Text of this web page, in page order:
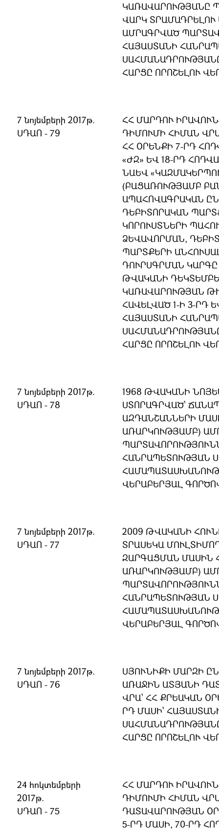
ԿԱՌԱՎԱՐՈՒԹՅԱՆԸ
ՎԱՐԿ
ԱՄՐԱԳՐՎԱԾ
ՀԱՅԱՍՏԱՆԻ
ՀԱՐՑԸ ՈՐՈՇԵԼՈՒ
7 նոյեմբերի 2017թ.
ՍԴԱՈ - 79
ՀՀ ՄԱՐԴՈՒ
ԴԻՄՈՒՄԻ ՀԻՄԱՆ
ՀՀ ՕՐԵՆՔԻ 7-ՐԴ
«ԺԶ» ԵՎ 18-ՐԴ
ՆԱԵՎ
(ԲԱՑԱՌՈՒԹՅԱՄԲ
ԱՊԱՀՈՎԱԳՐԱԿԱՆ
ԴԵԲԻՏՈՐԱԿԱՆ
ԿՈՐՈՒՍՏՆԵՐԻ
ՁԵՎԱՎՈՐՄԱՆ,
ՊԱՐՏՔԵՐԻ
ԴՈՒՐՍԳՐՄԱՆ ԿԱՐԳԸ
ԹՎԱԿԱՆԻ
ԿԱՌԱՎԱՐՈՒԹՅԱՆ
ՀԱՎԵԼՎԱԾ 1-Ի 3-ՐԴ
ՀԱՅԱՍՏԱՆԻ
ՀԱՐՑԸ ՈՐՈՇԵԼՈՒ
7 նոյեմբերի 2017թ.
ՍԴԱՈ - 78
1968 ԹՎԱԿԱՆԻ
ՍՏՈՐԱԳՐՎԱԾ`
ԱԶԴԱՆՇԱՆՆԵՐԻ
ԱՌԱՐԿՈՒԹՅԱՄԲ)
ՀԱՆՐԱՊԵՏՈՒԹՅԱՆ
ՎԵՐԱԲԵՐՅԱԼ
7 նոյեմբերի 2017թ.
ՍԴԱՈ - 77
2009 ԹՎԱԿԱՆԻ
ՏՐԱՍԵԿԱ
ԶԱՐԳԱՑՄԱՆ ՄԱՍԻՆ
ԱՌԱՐԿՈՒԹՅԱՄԲ)
ՀԱՆՐԱՊԵՏՈՒԹՅԱՆ
ՎԵՐԱԲԵՐՅԱԼ
7 նոյեմբերի 2017թ.
ՍԴԱՈ - 76
ՍՅՈՒՆԻՔԻ ՄԱՐԶԻ
ԱՌԱՋԻՆ ԱՏՅԱՆԻ
ՎՐԱ` ՀՀ ՔՐԵԱԿԱՆ
ՐԴ ՄԱՍԻ՝
ՀԱՐՑԸ ՈՐՈՇԵԼՈՒ
24 հոկտեմբերի
2017թ.
ՍԴԱՈ - 75
ՀՀ ՄԱՐԴՈՒ
ԴԻՄՈՒՄԻ ՀԻՄԱՆ
ԴԱՏԱՎԱՐՈՒԹՅԱՆ
5-ՐԴ ՄԱՍԻ, 70-ՐԴ